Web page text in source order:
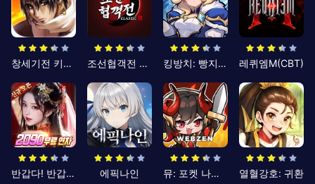
창세기전 키우기 조선협객전 클래식 킹방치: 빵지의 제왕 레퀴엠M(CBT)
반갑다! 반갑삼국지 에픽나인 뮤: 포켓 나이츠 열혈강호: 귀환